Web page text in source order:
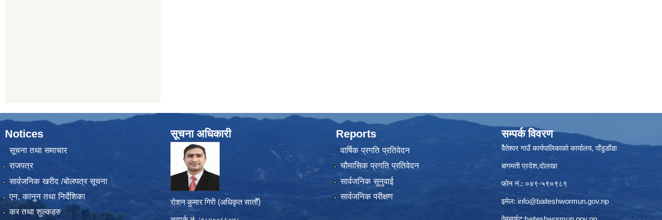
Notices
सूचना तथा समाचार
राजपत्र
सार्वजनिक खरीद /बोलपत्र सूचना
एन, कानुन तथा निर्देशिका
कर तथा शुल्कहरु
सूचना अधिकारी
रोशन कुमार गिरी (अधिकृत सातौँ)
Reports
वार्षिक प्रगति प्रतिवेदन
चौमासिक प्रगति प्रतिवेदन
सार्वजनिक सुनुवाई
सार्वजनिक परीक्षण
सम्पर्क विवरण
वैेतेश्वर गाउँ कार्यपालिकाकाे कार्यालय, पाँडुडाँडा
बागमती‌ प्रदेश,दाेलखा
फोन नं.: ०४९-५९०९८९
इमेल: info@baiteshwormun.gov.np